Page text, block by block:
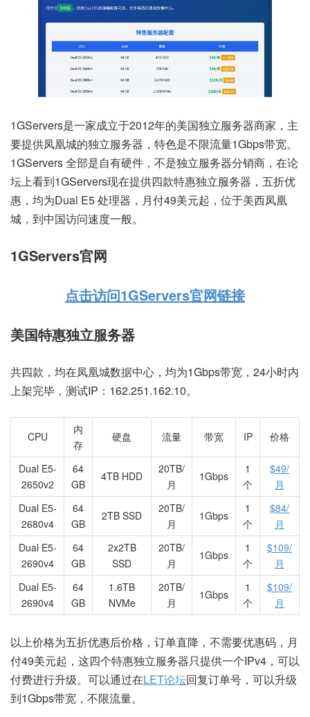
1GServers是一家成立于2012年的美国独立服务器商家，主
要提供凤凰城的独立服务器，特色是不限流量1Gbps带宽。
1GServers 全部是自有硬件，不是独立服务器分销商，在论
坛上看到1GServers现在提供四款特惠独立服务器，五折优
惠，均为Dual E5 处理器，月付49美元起，位于美西凤凰
城，到中国访问速度一般。
1GServers官网
点击访问1GServers官网链接
美国特惠独立服务器
共四款，均在凤凰城数据中心，均为1Gbps带宽，24小时内
上架完毕，测试IP：162.251.162.10。
CPU
内
存
硬盘 流量 带宽 IP 价格
Dual E5-
2650v2
64
GB
4TB HDD
20TB/
月
1Gbps
1
个
$49/
月
Dual E5-
2680v4
64
GB
2TB SSD
20TB/
月
1Gbps
1
个
$84/
月
Dual E5-
2690v4
64
GB
2x2TB
SSD
20TB/
月
1Gbps
1
个
$109/
月
Dual E5-
2690v4
64
GB
1.6TB
NVMe
20TB/
月
1Gbps
1
个
$109/
月
以上价格为五折优惠后价格，订单直降，不需要优惠码，月
付49美元起，这四个特惠独立服务器只提供一个IPv4，可以
付费进行升级。可以通过在LET论坛回复订单号，可以升级
到1Gbps带宽，不限流量。